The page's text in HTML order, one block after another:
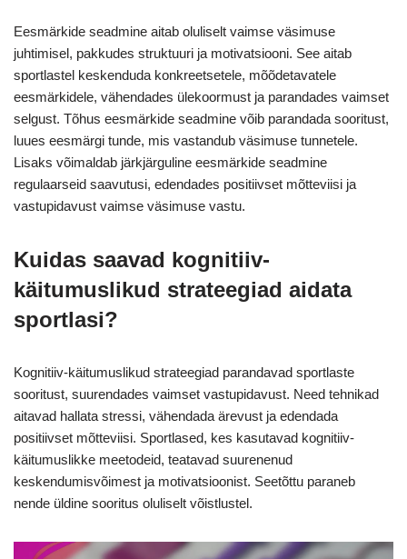
Eesmärkide seadmine aitab oluliselt vaimse väsimuse
juhtimisel, pakkudes struktuuri ja motivatsiooni. See aitab
sportlastel keskenduda konkreetsetele, mõõdetavatele
eesmärkidele, vähendades ülekoormust ja parandades vaimset
selgust. Tõhus eesmärkide seadmine võib parandada sooritust,
luues eesmärgi tunde, mis vastandub väsimuse tunnetele.
Lisaks võimaldab järkjärguline eesmärkide seadmine
regulaarseid saavutusi, edendades positiivset mõtteviisi ja
vastupidavust vaimse väsimuse vastu.
Kuidas saavad kognitiiv-
käitumuslikud strateegiad aidata
sportlasi?
Kognitiiv-käitumuslikud strateegiad parandavad sportlaste
sooritust, suurendades vaimset vastupidavust. Need tehnikad
aitavad hallata stressi, vähendada ärevust ja edendada
positiivset mõtteviisi. Sportlased, kes kasutavad kognitiiv-
käitumuslikke meetodeid, teatavad suurenenud
keskendumisvõimest ja motivatsioonist. Seetõttu paraneb
nende üldine sooritus oluliselt võistlustel.